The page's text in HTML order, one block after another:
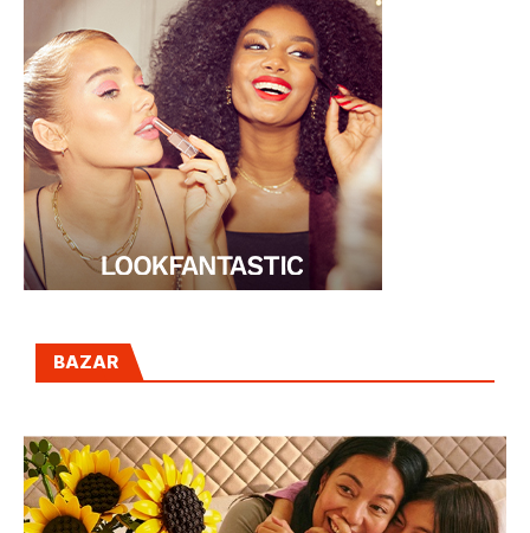
BAZAR